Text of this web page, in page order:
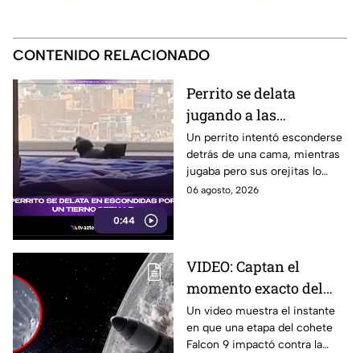
CONTENIDO RELACIONADO
0:44
Perrito se delata
jugando a las
escondidas y conquista
las redes
Un perrito intentó esconderse
detrás de una cama, mientras
jugaba pero sus orejitas lo
delataron. El tierno video
06 agosto, 2026
VIDEO: Captan el
momento exacto del
impacto de cohete
contra la Luna; así
Un video muestra el instante
en que una etapa del cohete
Falcon 9 impactó contra la